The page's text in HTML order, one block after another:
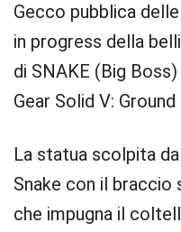
Gecco pubblica
in progress della
di SNAKE (Big
Gear Solid V: Ground
La statua scolpita
Snake con il braccio
che impugna il